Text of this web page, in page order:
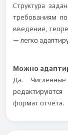
Структура
требованиям
введение,
— легко
Можно
Да.
формат отчёта.